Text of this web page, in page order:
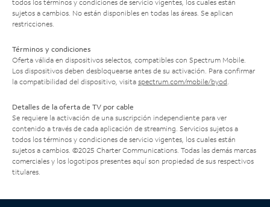
todos los términos y condiciones de servicio vigentes, los cuales están
sujetos a cambios. No están disponibles en todas las áreas. Se aplican
restricciones.
Términos y condiciones
Oferta válida en dispositivos selectos, compatibles con Spectrum Mobile.
Los dispositivos deben desbloquearse antes de su activación. Para confirmar
la compatibilidad del dispositivo, visita spectrum.com/mobile/byod
Detalles de la oferta de TV por cable
Se requiere la activación de una suscripción independiente para ver
contenido a través de cada aplicación de streaming. Servicios sujetos a
todos los términos y condiciones de servicio vigentes, los cuales están
sujetos a cambios. ©2025 Charter Communications. Todas las demás marcas
comerciales y los logotipos presentes aquí son propiedad de sus respectivos
titulares.